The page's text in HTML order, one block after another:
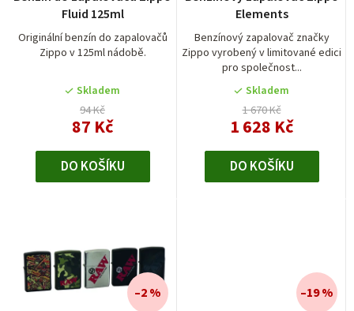
d
Fluid 125ml
Originální benzín do zapalovačů
Zippo v 125ml nádobě.
Skladem
94 Kč
87 Kč
DO KOŠÍKU
Elements
Benzínový zapalovač značky
Zippo vyrobený v limitované edici
pro společnost...
Skladem
1 670 Kč
1 628 Kč
DO KOŠÍKU
–2 % –19 %